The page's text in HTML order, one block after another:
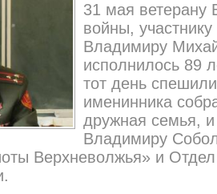
31 мая ветерану
войны,
Владимиру
исполнилось 89
тот день
именинника
дружная семья, и
Владимиру
Верхневолжья» и